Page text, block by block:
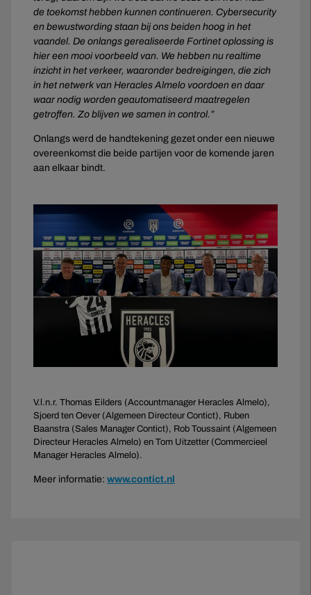
de toekomst hebben kunnen continueren. Cybersecurity
en bewustwording staan bij ons beiden hoog in het
vaandel. De onlangs gerealiseerde Fortinet oplossing is
hier een mooi voorbeeld van. We hebben nu realtime
inzicht in het verkeer, waaronder bedreigingen, die zich
in het netwerk van Heracles Almelo voordoen en daar
waar nodig worden geautomatiseerd maatregelen
getroffen. Zo blijven we samen in control.”
Onlangs werd de handtekening gezet onder een nieuwe
overeenkomst die beide partijen voor de komende jaren
aan elkaar bindt.
V.l.n.r. Thomas Eilders (Accountmanager Heracles Almelo),
Sjoerd ten Oever (Algemeen Directeur Contict), Ruben
Baanstra (Sales Manager Contict), Rob Toussaint (Algemeen
Directeur Heracles Almelo) en Tom Uitzetter (Commercieel
Manager Heracles Almelo).
Meer informatie: www.contict.nl